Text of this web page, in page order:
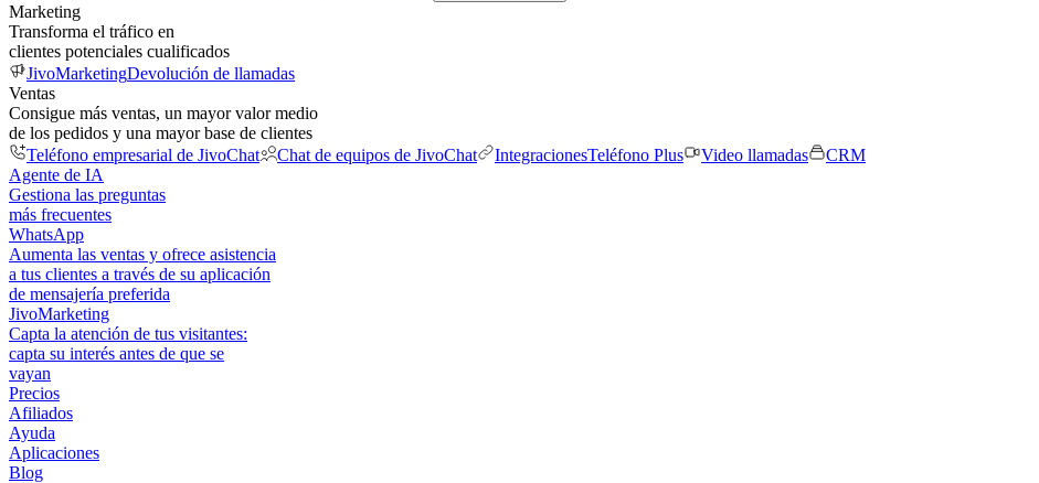
Marketing
Transforma el tráfico en
clientes potenciales cualificados
JivoMarketingDevolución de llamadas
Ventas
Consigue más ventas, un mayor valor medio
de los pedidos y una mayor base de clientes
Teléfono empresarial de JivoChat
Chat de equipos de JivoChat IntegracionesTeléfono Plus Video llamadas
CRM
Agente de IA
Gestiona las preguntas
más frecuentes
WhatsApp
Aumenta las ventas y ofrece asistencia
a tus clientes a través de su aplicación
de mensajería preferida
JivoMarketing
Capta la atención de tus visitantes:
capta su interés antes de que se
vayan
Precios
Afiliados
Ayuda
Aplicaciones
Blog